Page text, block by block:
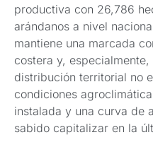
productiva con 26,786
arándanos a nivel
mantiene una marcada
costera y,
distribución territorial no
condiciones
instalada y una curva de
sabido capitalizar en la